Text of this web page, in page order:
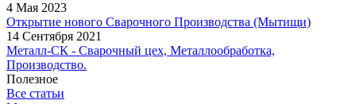
4 Мая 2023
Открытие нового Сварочного Производства (Мытищи)
14 Сентября 2021
Металл-СК - Сварочный цех, Металлообработка,
Производство.
Полезное
Все статьи